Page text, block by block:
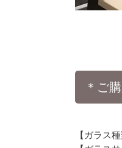
＊ご
【ガラス